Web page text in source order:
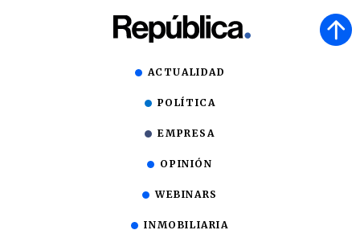
ACTUALIDAD
POLÍTICA
EMPRESA
OPINIÓN
WEBINARS
INMOBILIARIA